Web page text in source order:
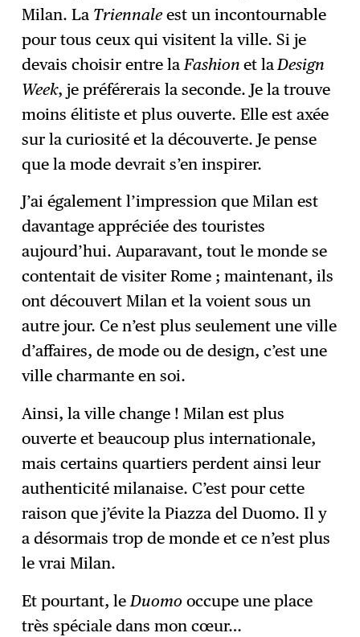
Milan. La Triennaleest un incontournable
pour tous ceux qui visitent la ville. Si je
devais choisir entre la Fashionet la Design
Week, je préférerais la seconde. Je la trouve
moins élitiste et plus ouverte. Elle est axée
sur la curiosité et la découverte. Je pense
que la mode devrait s’en inspirer.
J’ai également l’impression que Milan est
davantage appréciée des touristes
aujourd’hui. Auparavant, tout le monde se
contentait de visiter Rome ; maintenant, ils
ont découvert Milan et la voient sous un
autre jour. Ce n’est plus seulement une ville
d’affaires, de mode ou de design, c’est une
ville charmante en soi.
Ainsi, la ville change ! Milan est plus
ouverte et beaucoup plus internationale,
mais certains quartiers perdent ainsi leur
authenticité milanaise. C’est pour cette
raison que j’évite la Piazza del Duomo. Il y
a désormais trop de monde et ce n’est plus
le vrai Milan.
Et pourtant, leDuomo occupe une place
très spéciale dans mon cœur…